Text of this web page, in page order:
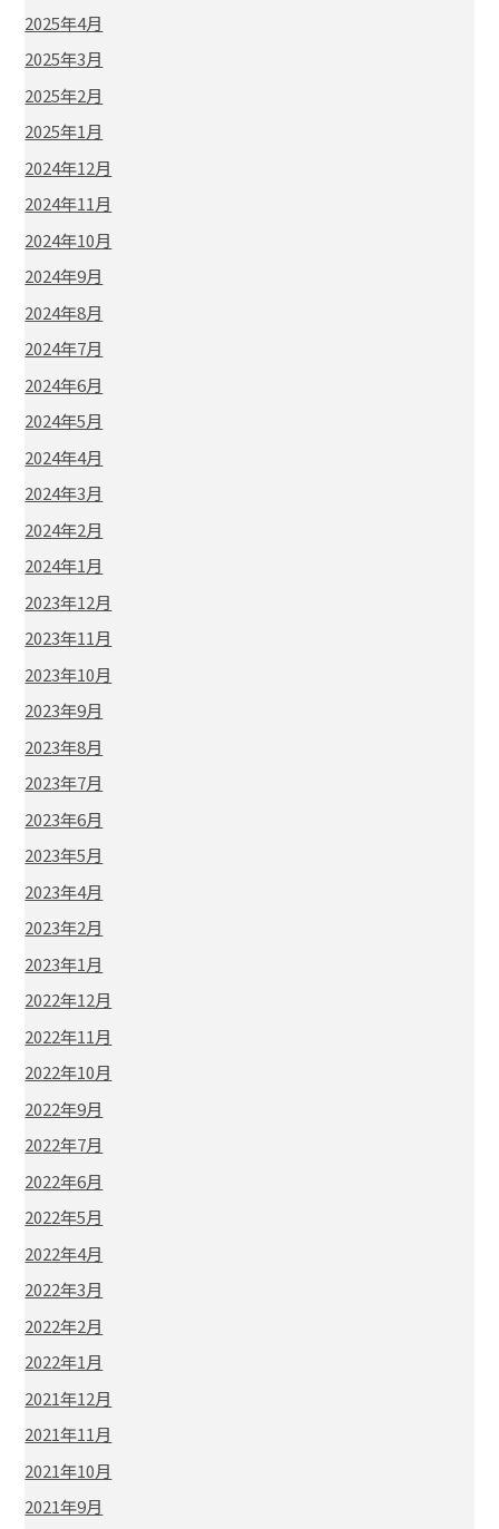
2025年4月
2025年3月
2025年2月
2025年1月
2024年12月
2024年11月
2024年10月
2024年9月
2024年8月
2024年7月
2024年6月
2024年5月
2024年4月
2024年3月
2024年2月
2024年1月
2023年12月
2023年11月
2023年10月
2023年9月
2023年8月
2023年7月
2023年6月
2023年5月
2023年4月
2023年2月
2023年1月
2022年12月
2022年11月
2022年10月
2022年9月
2022年7月
2022年6月
2022年5月
2022年4月
2022年3月
2022年2月
2022年1月
2021年12月
2021年11月
2021年10月
2021年9月